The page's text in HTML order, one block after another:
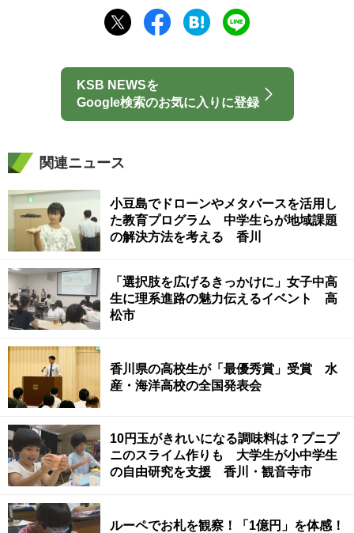
KSB NEWSを
Google検索のお気に入りに登録
関連ニュース
小豆島でドローンやメタバースを活用し
た教育プログラム 中学生らが地域課題
の解決方法を考える 香川
「選択肢を広げるきっかけに」女子中高
生に理系進路の魅力伝えるイベント 高
松市
香川県の高校生が「最優秀賞」受賞 水
産・海洋高校の全国発表会
10円玉がきれいになる調味料は？プニプ
ニのスライム作りも 大学生が小中学生
の自由研究を支援 香川・観音寺市
ルーペでお札を観察！「1億円」を体感！